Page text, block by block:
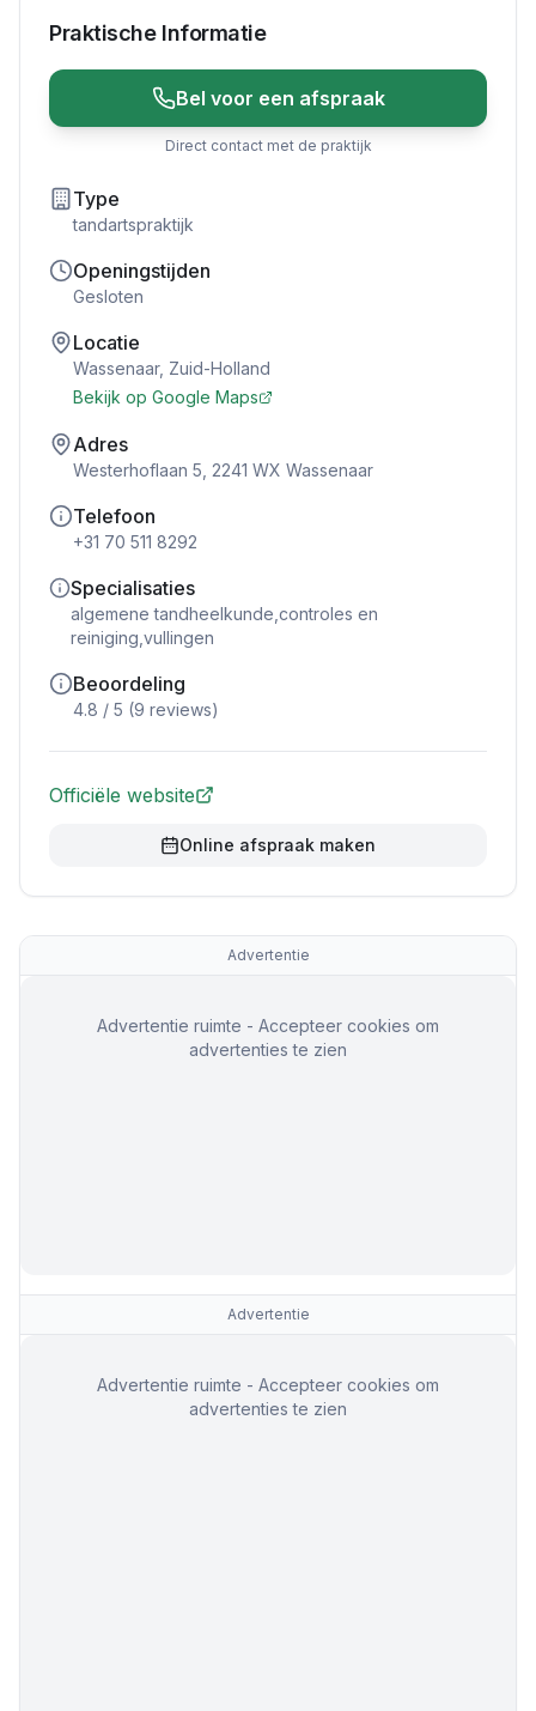
Praktische Informatie
Bel voor een afspraak
Direct contact met de praktijk
Type
tandartspraktijk
Openingstijden
Gesloten
Locatie
Wassenaar, Zuid-Holland
Bekijk op Google Maps
Adres
Westerhoflaan 5, 2241 WX Wassenaar
Telefoon
+31 70 511 8292
Specialisaties
algemene tandheelkunde,controles en
reiniging,vullingen
Beoordeling
4.8 / 5 (9 reviews)
Officiële website
Online afspraak maken
Advertentie
Advertentie ruimte - Accepteer cookies om
advertenties te zien
Advertentie
Advertentie ruimte - Accepteer cookies om
advertenties te zien